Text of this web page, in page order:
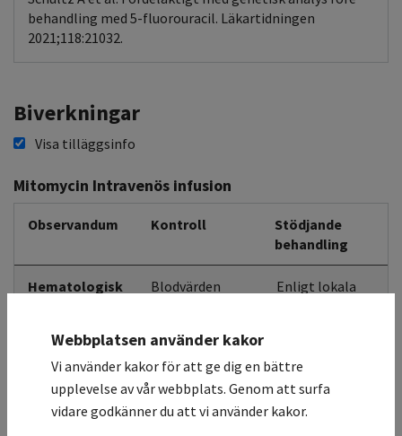
behandling med 5-fluorouracil. Läkartidningen
2021;118:21032.
Biverkningar
Visa tilläggsinfo
Mitomycin Intravenös infusion
Observandum Kontroll
Stödjande
behandling
Hematologisk
Blodvärden
Enligt lokala
Benmärgspåverkan mycket vanlig med leukopenia och
trombocytopeni.
Andningsvägar
Interstitiell pneumoni förekommer, men även enbart
Webbplatsen använder kakor
Vi använder kakor för att ge dig en bättre
upplevelse av vår webbplats. Genom att surfa
vidare godkänner du att vi använder kakor.